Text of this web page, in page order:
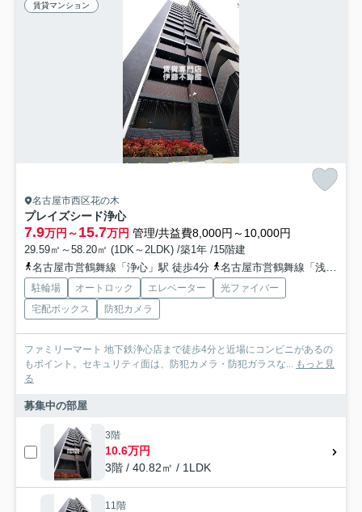
賃貸マンション
名古屋市西区花の木
プレイズシード浄心
7.9万円～15.7万円 管理/共益費8,000円～10,000円
29.59㎡～58.20㎡ (1DK～2LDK) /築1年 /15階建
名古屋市営鶴舞線「浄心」駅 徒歩4分
名古屋市営鶴舞線「浅間町」駅 徒歩15分
駐輪場 オートロック エレベーター
光ファイバー
宅配ボックス
防犯カメラ
ファミリーマート 地下鉄浄心店まで徒歩4分と近場にコンビニがあるの
もポイント。セキュリティ面は、防犯カメラ・防犯ガラスな... もっと見
る
募集中の部屋
3階
10.6万円
3階 / 40.82㎡ / 1LDK
11階